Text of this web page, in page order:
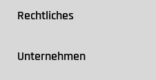
Rechtliches
Unternehmen